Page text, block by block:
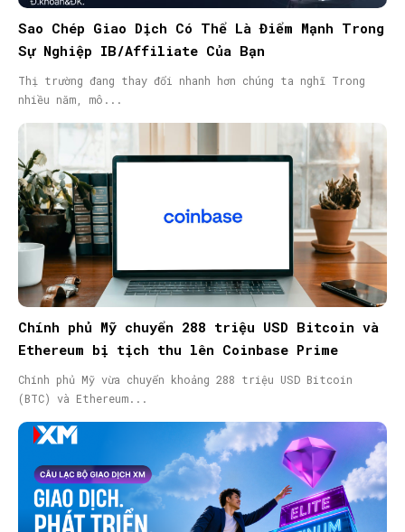
Sao Chép Giao Dịch Có Thể Là Điểm Mạnh Trong
Sự Nghiệp IB/Affiliate Của Bạn
Thị trường đang thay đổi nhanh hơn chúng ta nghĩ Trong
nhiều năm, mô...
Chính phủ Mỹ chuyển 288 triệu USD Bitcoin và
Ethereum bị tịch thu lên Coinbase Prime
Chính phủ Mỹ vừa chuyển khoảng 288 triệu USD Bitcoin
(BTC) và Ethereum...